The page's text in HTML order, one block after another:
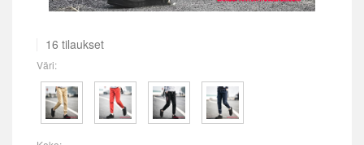
16 tilaukset
Väri: